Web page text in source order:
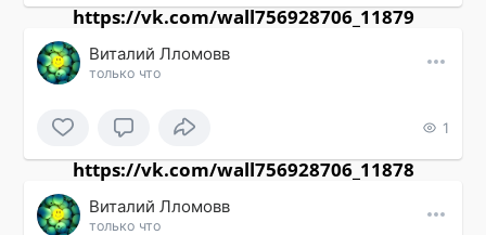
https://vk.com/wall756928706_11879
Виталий Лломовв
только что
1
https://vk.com/wall756928706_11878
Виталий Лломовв
только что